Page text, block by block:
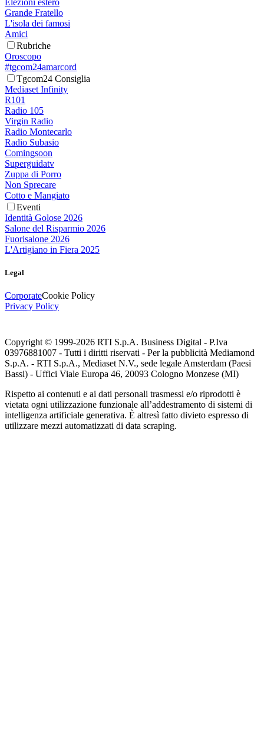
Grande Fratello
L'isola dei famosi
Amici
Rubriche
Oroscopo
#tgcom24amarcord
Tgcom24 Consiglia
Mediaset Infinity
R101
Radio 105
Virgin Radio
Radio Montecarlo
Radio Subasio
Comingsoon
Superguidatv
Zuppa di Porro
Non Sprecare
Cotto e Mangiato
Eventi
Identità Golose 2026
Salone del Risparmio 2026
Fuorisalone 2026
L'Artigiano in Fiera 2025
Legal
CorporateCookie Policy
Privacy Policy
Copyright © 1999-2026 RTI S.p.A. Business Digital - P.Iva
03976881007 - Tutti i diritti riservati - Per la pubblicità Mediamond
S.p.A. - RTI S.p.A., Mediaset N.V., sede legale Amsterdam (Paesi
Bassi) - Uffici Viale Europa 46, 20093 Cologno Monzese (MI)
Rispetto ai contenuti e ai dati personali trasmessi e/o riprodotti è
vietata ogni utilizzazione funzionale all’addestramento di sistemi di
intelligenza artificiale generativa. È altresì fatto divieto espresso di
utilizzare mezzi automatizzati di data scraping.